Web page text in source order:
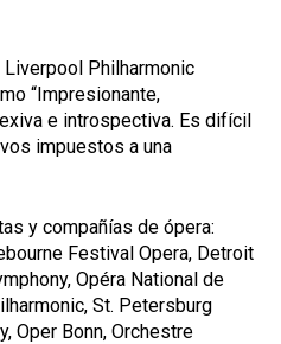
Liverpool Philharmonic
“Impresionante,
e introspectiva. Es difícil
impuestos a una
y compañías de ópera:
Festival Opera, Detroit
Opéra National de
St. Petersburg
Oper Bonn, Orchestre